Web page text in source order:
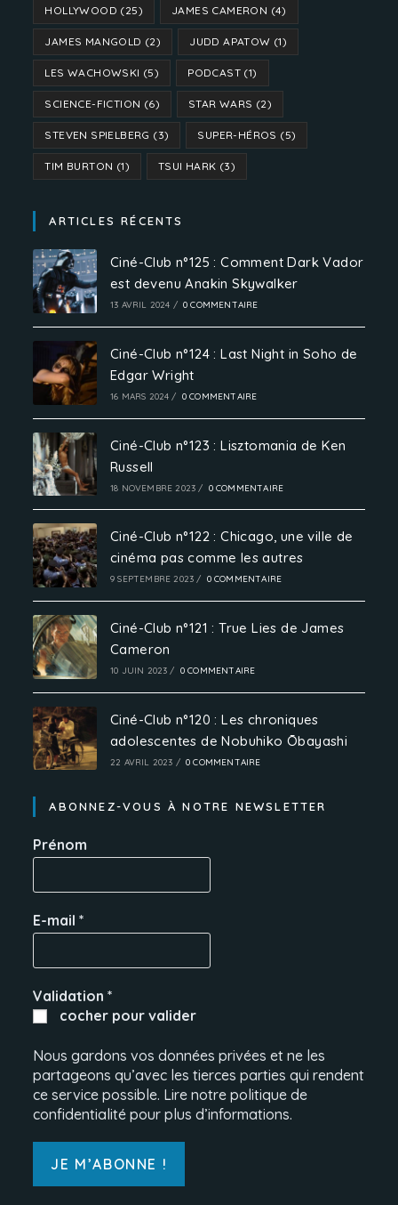
HOLLYWOOD (25) JAMES CAMERON (4)
JAMES MANGOLD (2) JUDD APATOW (1)
LES WACHOWSKI (5) PODCAST (1)
SCIENCE-FICTION (6) STAR WARS (2)
STEVEN SPIELBERG (3) SUPER-HÉROS (5)
TIM BURTON (1) TSUI HARK (3)
ARTICLES RÉCENTS
Ciné-Club n°125 : Comment Dark Vador
est devenu Anakin Skywalker
13 AVRIL 2024 / 0 COMMENTAIRE
Ciné-Club n°124 : Last Night in Soho de
Edgar Wright
16 MARS 2024 / 0 COMMENTAIRE
Ciné-Club n°123 : Lisztomania de Ken
Russell
18 NOVEMBRE 2023 / 0 COMMENTAIRE
Ciné-Club n°122 : Chicago, une ville de
cinéma pas comme les autres
9 SEPTEMBRE 2023 / 0 COMMENTAIRE
Ciné-Club n°121 : True Lies de James
Cameron
10 JUIN 2023 / 0 COMMENTAIRE
Ciné-Club n°120 : Les chroniques
adolescentes de Nobuhiko Ōbayashi
22 AVRIL 2023 / 0 COMMENTAIRE
ABONNEZ-VOUS À NOTRE NEWSLETTER
Prénom
E-mail*
Validation*
cocher pour valider
Nous gardons vos données privées et ne les
partageons qu’avec les tierces parties qui rendent
ce service possible. Lire notre politique de
confidentialité pour plus d’informations.